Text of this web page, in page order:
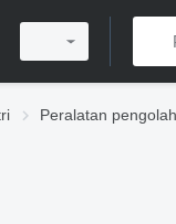
Peralatan